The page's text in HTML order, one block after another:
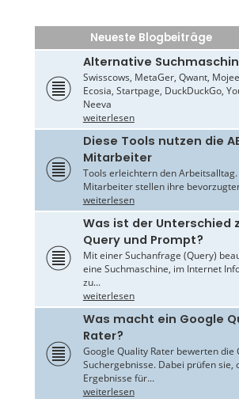
Neueste Blogbeiträge
Alternative
Swisscows, MetaGer, Qwant,
Ecosia, Startpage, DuckDuckGo,
Neeva
weiterlesen
Diese Tools nutzen die
Mitarbeiter
Tools erleichtern den Arbeitsalltag.
Mitarbeiter stellen ihre
weiterlesen
Was ist der Unterschied
Query und Prompt?
Mit einer Suchanfrage (Query)
eine Suchmaschine, im Internet
zu...
weiterlesen
Was macht ein Google
Rater?
Google Quality Rater bewerten die
Suchergebnisse. Dabei prüfen sie,
Ergebnisse für...
weiterlesen